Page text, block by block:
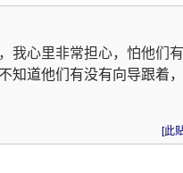
心里非常担心，怕他们有
知道他们有没有向导跟着
[此